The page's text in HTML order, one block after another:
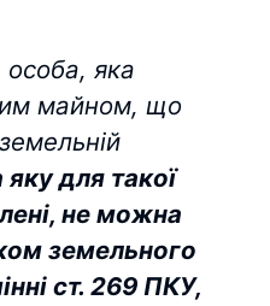
яка
майном, що
для такої
не можна
земельного
ст. 269 ПКУ,